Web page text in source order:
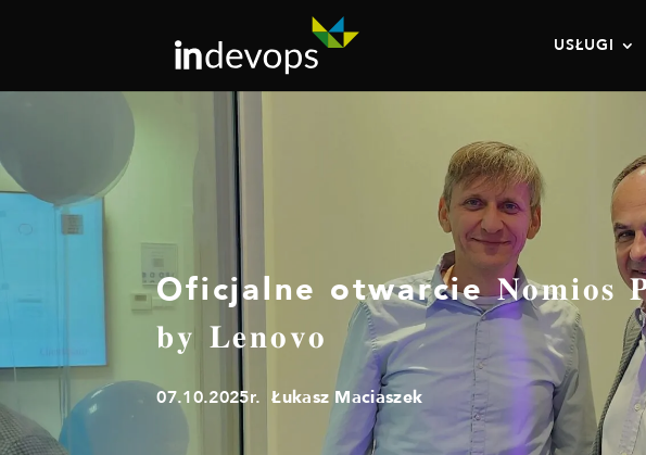
USŁUGI
Oficjalne otwarcie 𝐍𝐨𝐦𝐢𝐨𝐬
𝐛𝐲 𝐋𝐞𝐧𝐨𝐯𝐨
07.10.2025r. Łukasz Maciaszek